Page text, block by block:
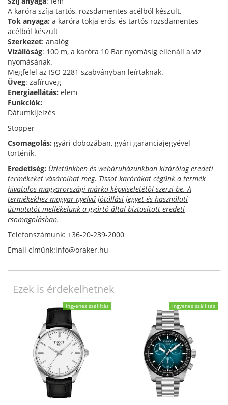
A karóra szíja tartós, rozsdamentes acélból készült.
Tok anyaga: a karóra tokja erős, és tartós rozsdamentes
acélból készült
Szerkezet: analóg
Vízállóság: 100 m, a karóra 10 Bar nyomásig ellenáll a víz
nyomásának.
Megfelel az ISO 2281 szabványban leírtaknak.
Üveg: zafírüveg
Energiaellátás: elem
Funkciók:
Dátumkijelzés
Stopper
Csomagolás: gyári dobozában, gyári garanciajegyével
történik.
Eredetiség: Üzletünkben és webáruházunkban kizárólag eredeti
termékeket vásárolhat meg. Tissot karórákat cégünk a termék
hivatalos magyarországi márka képviseletétől szerzi be. A
termékekhez magyar nyelvű jótállási jegyet és használati
útmutatót mellékelünk a gyártó által biztosított eredeti
csomagolásban.
Telefonszámunk: +36-20-239-2000
Email címünk:info@oraker.hu
Ezek is érdekelhetnek
ingyenes szállítás ingyenes szállítás